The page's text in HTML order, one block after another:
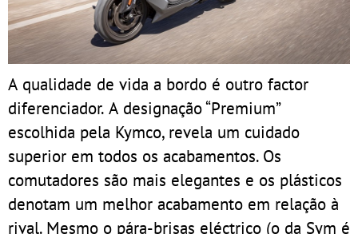
A qualidade de vida a bordo é outro factor
diferenciador. A designação “Premium”
escolhida pela Kymco, revela um cuidado
superior em todos os acabamentos. Os
comutadores são mais elegantes e os plásticos
denotam um melhor acabamento em relação à
rival. Mesmo o pára-brisas eléctrico (o da Sym é